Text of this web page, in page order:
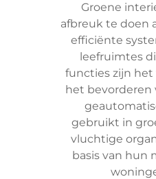
Groene
afbreuk te doen
efficiënte
leefruimtes
functies zijn
het bevorderen
gebruikt in
vluchtige
basis van hun